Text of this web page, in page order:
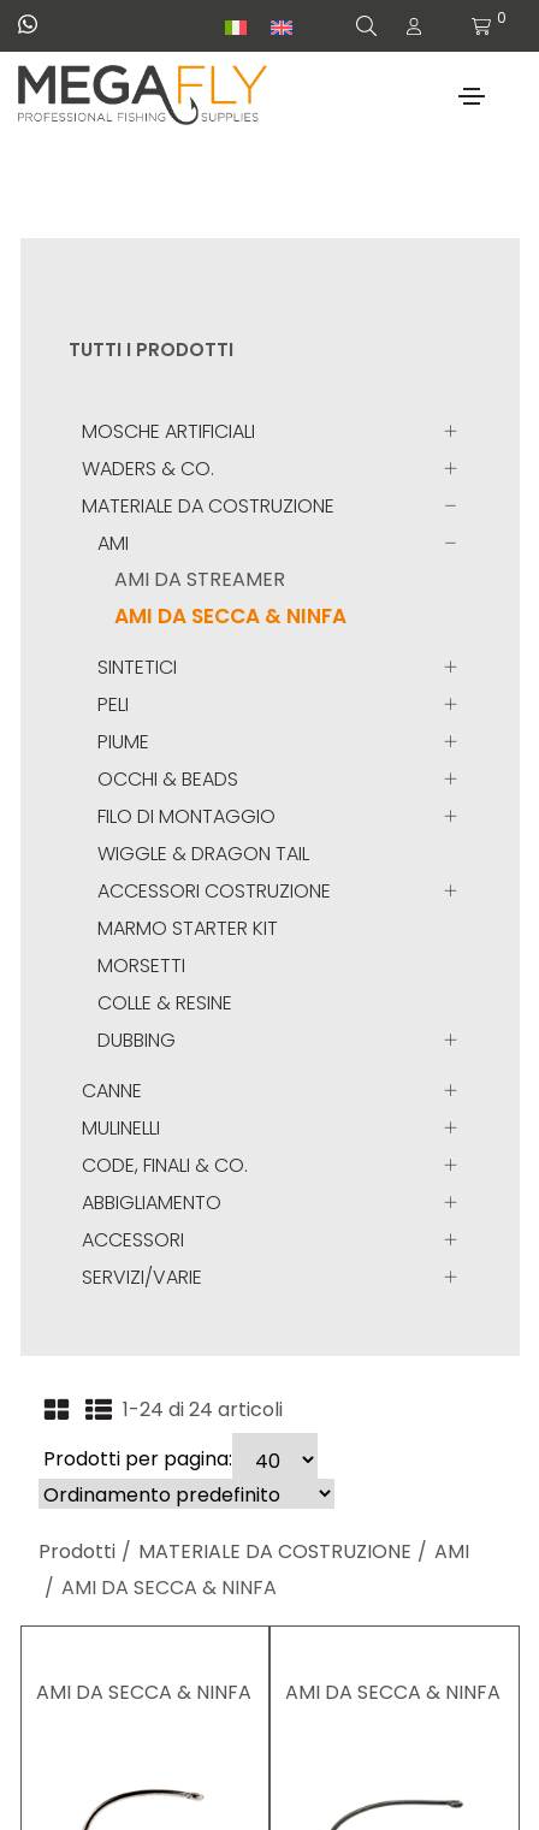
0
TUTTI I PRODOTTI
MOSCHE ARTIFICIALI
WADERS & CO.
MATERIALE DA COSTRUZIONE
AMI
AMI DA STREAMER
AMI DA SECCA & NINFA
SINTETICI
PELI
PIUME
OCCHI & BEADS
FILO DI MONTAGGIO
WIGGLE & DRAGON TAIL
ACCESSORI COSTRUZIONE
MARMO STARTER KIT
MORSETTI
COLLE & RESINE
DUBBING
CANNE
MULINELLI
CODE, FINALI & CO.
ABBIGLIAMENTO
ACCESSORI
SERVIZI/VARIE
1-24 di 24 articoli
Prodotti per pagina:
Prodotti MATERIALE DA COSTRUZIONE
AMI
AMI DA SECCA & NINFA
AMI DA SECCA & NINFA AMI DA SECCA & NINFA